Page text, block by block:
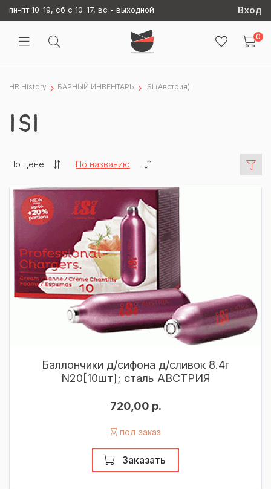
пн-пт 10-19, сб с 10-17, вс - выходной Вход
0
HR History БАРНЫЙ ИНВЕНТАРЬ ISI (Австрия)
ISI
Баллончики д/сифона д/сливок 8.4г
N20[10шт]; сталь АВСТРИЯ
720,00 р.
под заказ
Заказать